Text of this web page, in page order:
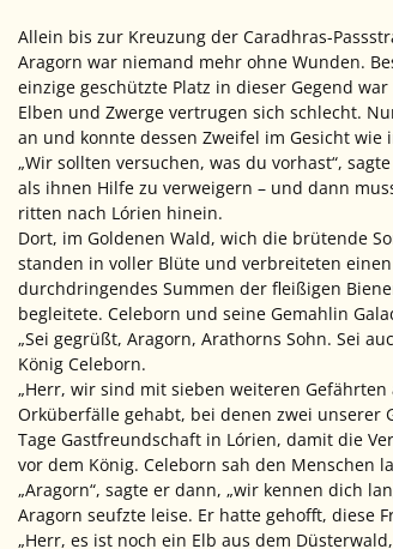
Allein bis zur Kreuzung der Caradhras-
Aragorn war niemand mehr ohne Wunden.
einzige geschützte Platz in dieser Gegend
Elben und Zwerge vertrugen sich schlecht.
an und konnte dessen Zweifel im Gesicht wie
„Wir sollten versuchen, was du vorhast“,
als ihnen Hilfe zu verweigern – und dann
ritten nach Lórien hinein.
Dort, im Goldenen Wald, wich die brütende
standen in voller Blüte und verbreiteten
durchdringendes Summen der fleißigen
begleitete. Celeborn und seine Gemahlin
„Sei gegrüßt, Aragorn, Arathorns Sohn. Sei
König Celeborn.
„Herr, wir sind mit sieben weiteren
Orküberfälle gehabt, bei denen zwei unserer
Tage Gastfreundschaft in Lórien, damit die
vor dem König. Celeborn sah den Menschen
„Aragorn“, sagte er dann, „wir kennen dich
Aragorn seufzte leise. Er hatte gehofft, diese
„Herr, es ist noch ein Elb aus dem